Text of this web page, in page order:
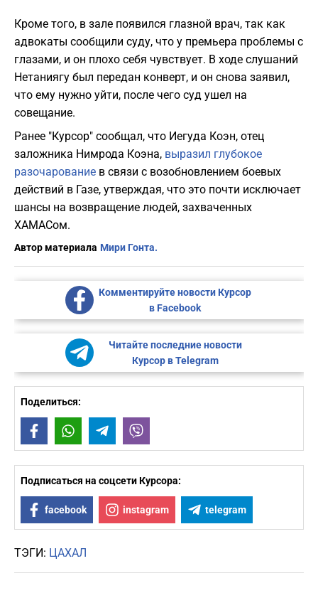
Кроме того, в зале появился глазной врач, так как
адвокаты сообщили суду, что у премьера проблемы с
глазами, и он плохо себя чувствует. В ходе слушаний
Нетаниягу был передан конверт, и он снова заявил,
что ему нужно уйти, после чего суд ушел на
совещание.
Ранее "Курсор" сообщал, что Иегуда Коэн, отец
заложника Нимрода Коэна, выразил глубокое
разочарование в связи с возобновлением боевых
действий в Газе, утверждая, что это почти исключает
шансы на возвращение людей, захваченных
ХАМАСом.
Автор материала Мири Гонта.
Комментируйте новости Курсор
в Facebook
Читайте последние новости
Курсор в Telegram
Поделиться:
FacebookWhatsAppTelegram
Подписаться на соцсети Курсора:
facebook instagram telegram
ТЭГИ: ЦАХАЛ